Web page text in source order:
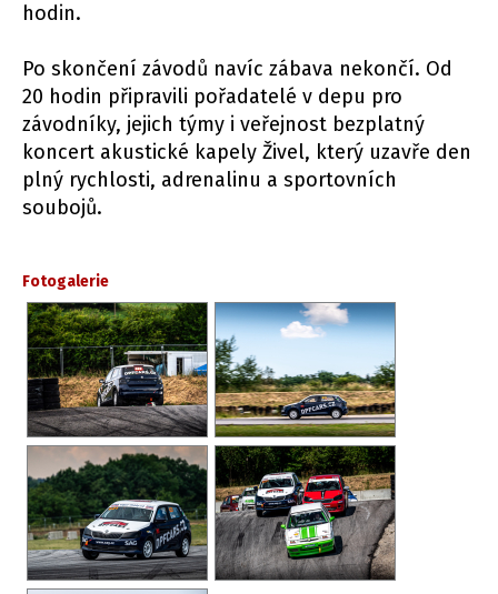
hodin.
Po skončení závodů navíc zábava nekončí. Od
20 hodin připravili pořadatelé v depu pro
závodníky, jejich týmy i veřejnost bezplatný
koncert akustické kapely Živel, který uzavře den
plný rychlosti, adrenalinu a sportovních
soubojů.
Fotogalerie